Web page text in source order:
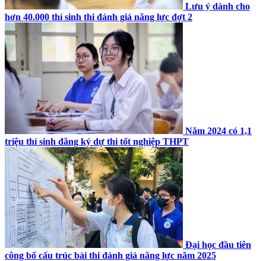
Lưu ý dành cho
hơn 40.000 thí sinh thi đánh giá năng lực đợt 2
Năm 2024 có 1,1
triệu thí sinh đăng ký dự thi tốt nghiệp THPT
Đại học đầu tiên
công bố cấu trúc bài thi đánh giá năng lực năm 2025